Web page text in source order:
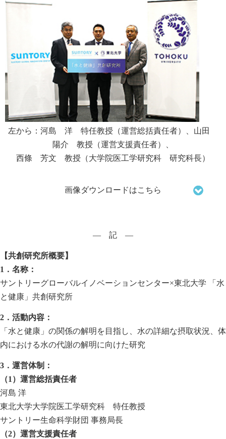
左から：河島 洋 特任教授（運営総括責任者）、山田
陽介 教授（運営支援責任者）、
西條 芳文 教授（大学院医工学研究科 研究科長）
画像ダウンロードはこちら
― 記 ―
【共創研究所概要】
1．名称：
サントリーグローバルイノベーションセンター×東北大学 「水
と健康」共創研究所
2．活動内容：
「水と健康」の関係の解明を目指し、水の詳細な摂取状況、体
内における水の代謝の解明に向けた研究
3．運営体制：
（1）運営総括責任者
河島 洋
東北大学大学院医工学研究科 特任教授
サントリー生命科学財団 事務局長
（2）運営支援責任者